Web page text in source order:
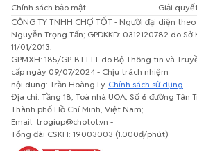
Chính sách bảo mật
Giải
CÔNG TY TNHH CHỢ TỐT - Người đại diện
Nguyễn Trọng Tấn; GPDKKD: 0312120782 do Sở
11/01/2013;
GPMXH: 185/GP-BTTTT do Bộ Thông tin và
cấp ngày 09/07/2024 - Chịu trách nhiệm
nội dung: Trần Hoàng Ly. Chính sách sử dụng
Địa chỉ: Tầng 18, Toà nhà UOA, Số 6 đường Tân
Thành phố Hồ Chí Minh, Việt Nam;
Email: trogiup@chotot.vn -
Tổng đài CSKH: 19003003 (1.000đ/phút)